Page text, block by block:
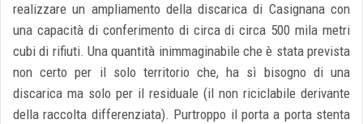
realizzare un ampliamento della discarica di Casignana con
una capacità di conferimento di circa di circa 500 mila metri
cubi di rifiuti. Una quantità inimmaginabile che è stata prevista
non certo per il solo territorio che, ha sì bisogno di una
discarica ma solo per il residuale (il non riciclabile derivante
della raccolta differenziata). Purtroppo il porta a porta stenta